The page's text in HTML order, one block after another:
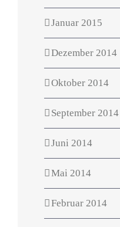
Januar 2015
Dezember 2014
Oktober 2014
September 2014
Juni 2014
Mai 2014
Februar 2014